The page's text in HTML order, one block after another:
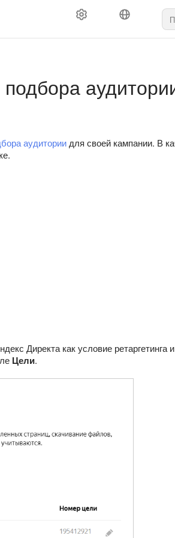
аудитории для своей кампании. В
Директа как условие ретаргетинга
Цели.